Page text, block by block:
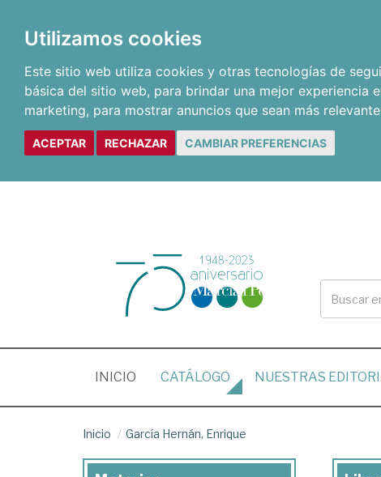
Utilizamos cookies
Este sitio web utiliza cookies y otras tecnologías de
básica del sitio web, para brindar una mejor experiencia
marketing, para mostrar anuncios que sean más
ACEPTAR RECHAZAR CAMBIAR PREFERENCIAS
INICIO (CURRENT)
CATÁLOGO NUESTRAS
Inicio García Hernán, Enrique